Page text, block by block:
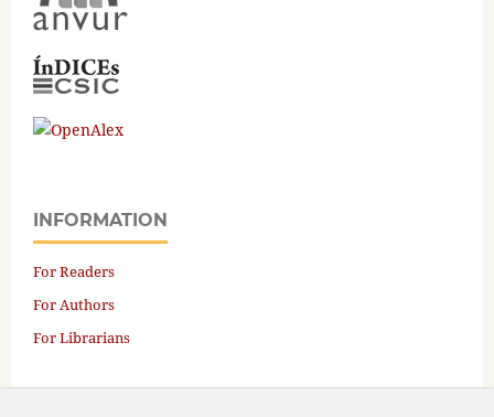
INFORMATION
For Readers
For Authors
For Librarians